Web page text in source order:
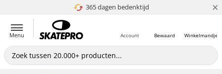
365 dagen bedenktijd
4.8 van 5 ×
Menu Winkelmandje
Bewaard
Account